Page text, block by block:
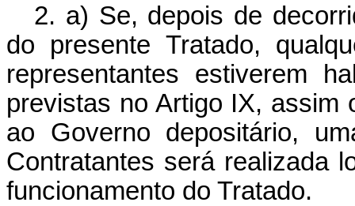
2. a) Se, depois de
do presente Tratado,
representantes estiverem
previstas no Artigo IX, assim
ao Governo depositário,
Contratantes será realizada
funcionamento do Tratado.